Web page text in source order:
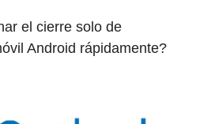
el cierre solo de
Android rápidamente?